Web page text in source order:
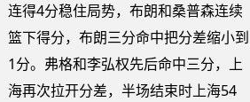
连得4分稳住局势，布朗和桑普森连续
篮下得分，布朗三分命中把分差缩小到
1分。弗格和李弘权先后命中三分，上
海再次拉开分差，半场结束时上海54